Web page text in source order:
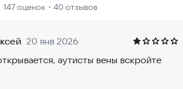
прокачка машин и сотни
МАШИН!
оптимальные характеристики
147 оценок ・40 отзывов
20 янв 2026
аутисты вены вскройте